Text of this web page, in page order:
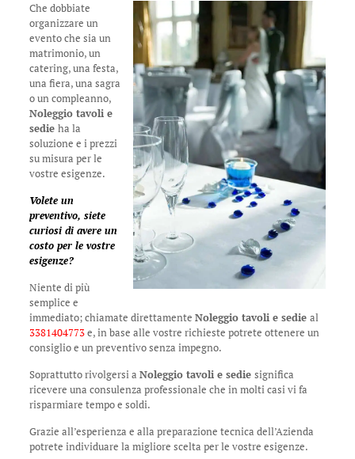
Che dobbiate
organizzare un
evento che sia un
matrimonio, un
catering, una festa,
una fiera, una sagra
o un compleanno,
Noleggio tavoli e
sedie ha la
soluzione e i prezzi
su misura per le
vostre esigenze.
Volete un
preventivo, siete
curiosi di avere un
costo per le vostre
esigenze?
Niente di più
semplice e
immediato; chiamate direttamente Noleggio tavoli e sedie al
3381404773e, in base alle vostre richieste potrete ottenere un
consiglio e un preventivo senza impegno.
Soprattutto rivolgersi a Noleggio tavoli e sedie significa
ricevere una consulenza professionale che in molti casi vi fa
risparmiare tempo e soldi.
Grazie all’esperienza e alla preparazione tecnica dell’Azienda
potrete individuare la migliore scelta per le vostre esigenze.